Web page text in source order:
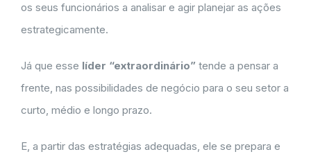
os seus funcionários a analisar e agir planejar as ações
estrategicamente.
Já que esse líder “extraordinário” tende a pensar a
frente, nas possibilidades de negócio para o seu setor a
curto, médio e longo prazo.
E, a partir das estratégias adequadas, ele se prepara e